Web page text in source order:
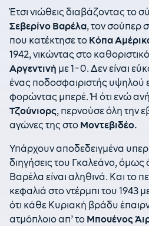
Έτσι νιώθεις διαβάζοντας το
Σεβερίνο Βαρέλα, τον σούπερ
που κατέκτησε το Κόπα
1942, νικώντας στο
Αργεντινή με 1-0. Δεν είναι
ένας ποδοσφαιριστής υψηλού
φορώντας μπερέ. Ή ότι ενώ
Τζούνιορς, περνούσε όλη την
αγώνες της στο Μοντεβιδέο.
Υπάρχουν αποδεδειγμένα
διηγήσεις του Γκαλεάνο, όμως
Βαρέλα είναι αληθινά. Και το
κεφαλιά στο ντέρμπι του 1943
ότι κάθε Κυριακή βράδυ
ατμόπλοιο απ’ το Μπουένος